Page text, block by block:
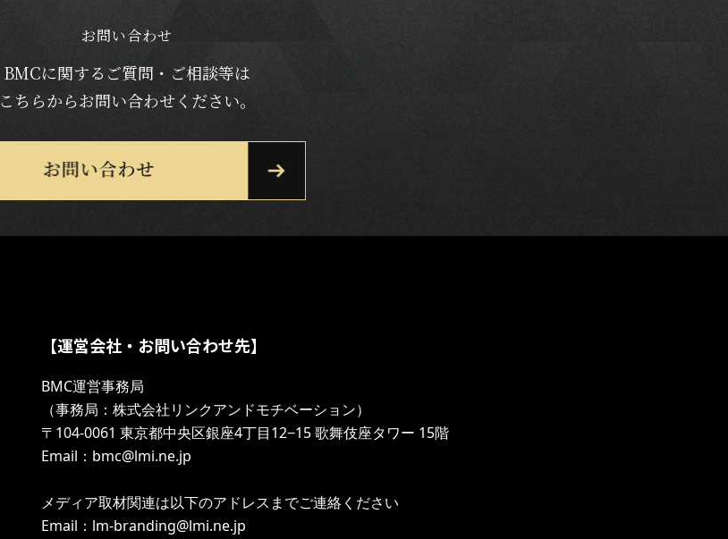
お問い合わせ
BMCに関するご質問・ご相談等は
こちらからお問い合わせください。
【運営会社・お問い合わせ先】
BMC運営事務局
（事務局：株式会社リンクアンドモチベーション）
〒104-0061 東京都中央区銀座4丁目12−15 歌舞伎座タワー 15階
Email：bmc@lmi.ne.jp
メディア取材関連は以下のアドレスまでご連絡ください
Email：lm-branding@lmi.ne.jp